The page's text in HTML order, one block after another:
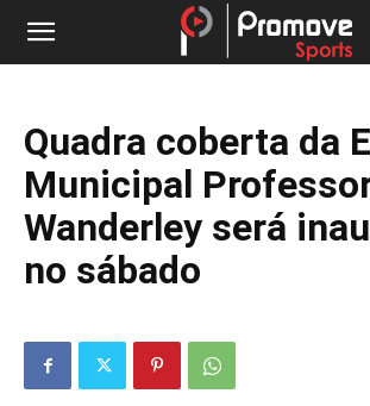
Quadra coberta da
Municipal
Wanderley será
no sábado